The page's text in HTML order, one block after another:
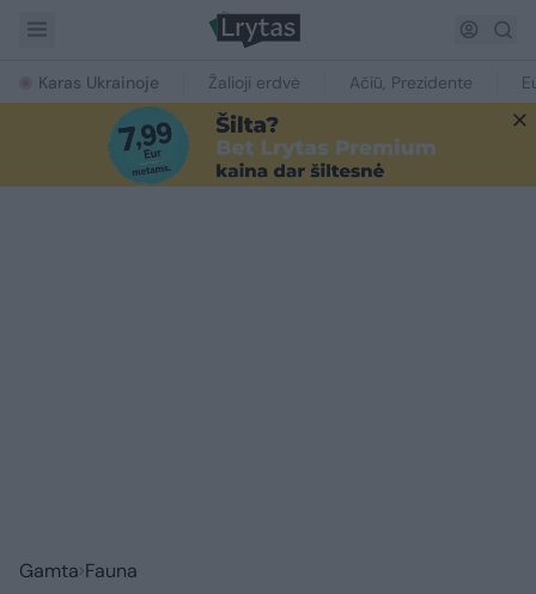
Karas Ukrainoje Žalioji erdvė Ačiū, Prezidente
Gamta Fauna